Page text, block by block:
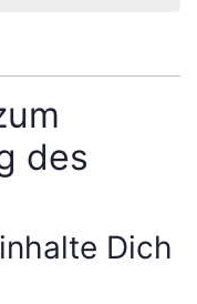
des
Dich